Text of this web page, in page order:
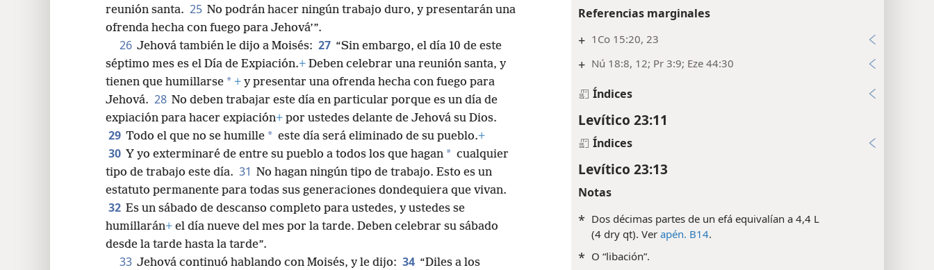
Referencias marginales
+ 1Co 15:20, 23
+ Nú 18:8, 12; Pr 3:9; Eze 44:30
Índices
Levítico 23:11
Índices
Levítico 23:13
Notas
* Dos décimas partes de un efá equivalían a 4,4 L
(4 dry qt). Verapén. B14.
* O “libación”.
reunión santa. 25 No podrán hacer ningún trabajo duro, y presentarán una
ofrenda hecha con fuego para Jehová’”.
26 Jehová también le dijo a Moisés: 27 “Sin embargo, el día 10 de este
séptimo mes es el Día de Expiación.+ Deben celebrar una reunión santa, y
tienen que humillarse * + y presentar una ofrenda hecha con fuego para
Jehová. 28 No deben trabajar este día en particular porque es un día de
expiación para hacer expiación+ por ustedes delante de Jehová su Dios.
29 Todo el que no se humille * este día será eliminado de su pueblo.+
30 Y yo exterminaré de entre su pueblo a todos los que hagan * cualquier
tipo de trabajo este día. 31 No hagan ningún tipo de trabajo. Esto es un
estatuto permanente para todas sus generaciones dondequiera que vivan.
32 Es un sábado de descanso completo para ustedes, y ustedes se
humillarán+ el día nueve del mes por la tarde. Deben celebrar su sábado
desde la tarde hasta la tarde”.
33 Jehová continuó hablando con Moisés, y le dijo: 34 “Diles a los